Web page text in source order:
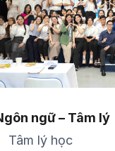
ngữ – Tâm lý
Tâm lý học